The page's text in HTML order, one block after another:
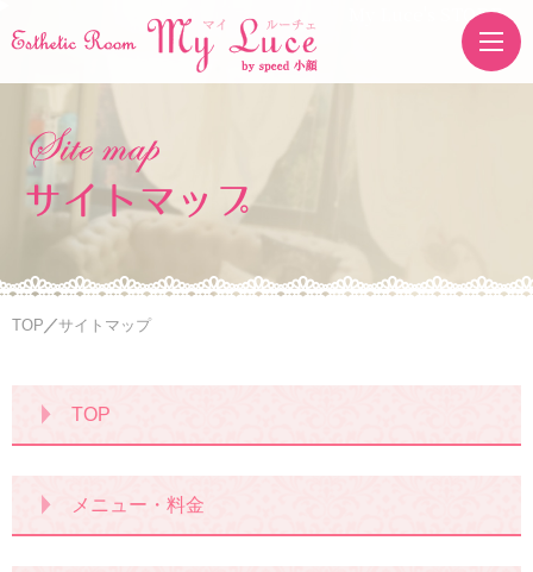
My Luce's STORE
サイトマップ
TOP サイトマップ
TOP
メニュー・料金